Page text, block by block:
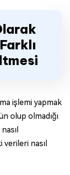
işlemi yapmak
olup olmadığı
nasıl